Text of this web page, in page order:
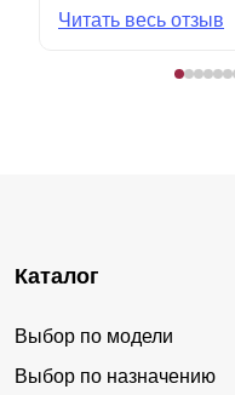
Читать весь отзыв
Каталог
Выбор по модели
Выбор по назначению